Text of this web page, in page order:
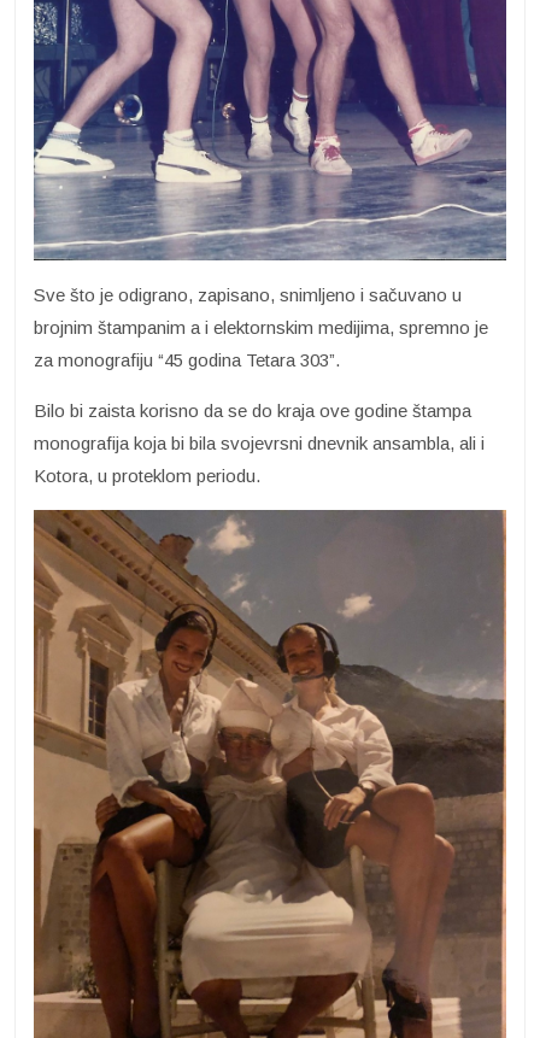
Sve što je odigrano, zapisano, snimljeno i sačuvano u
brojnim štampanim a i elektornskim medijima, spremno je
za monografiju “45 godina Tetara 303”.
Bilo bi zaista korisno da se do kraja ove godine štampa
monografija koja bi bila svojevrsni dnevnik ansambla, ali i
Kotora, u proteklom periodu.